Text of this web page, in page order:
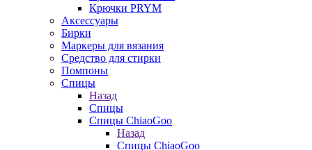
Крючки PRYM
Аксессуары
Бирки
Маркеры для вязания
Средство для стирки
Помпоны
Спицы
Назад
Спицы
Спицы ChiaoGoo
Назад
Спицы ChiaoGoo